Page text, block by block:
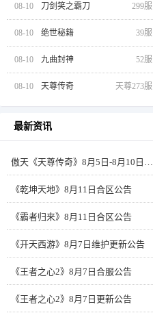
08-10 刀剑笑之霸刀 299服
08-10 绝世秘籍 39服
08-10 九曲封神 52服
08-10 天尊传奇 天尊273服
最新资讯
傲天《天尊传奇》8月5日-8月10日部分合区发布
《乾坤天地》8月11日合区公告
《霸者归来》8月11日合区公告
《开天西游》8月7日维护更新公告
《王者之心2》8月7日合服公告
《王者之心2》8月7日更新公告